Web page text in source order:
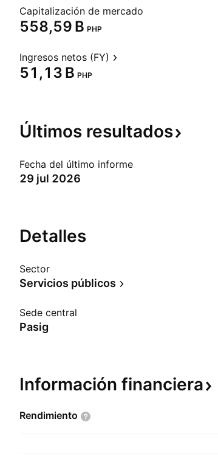
Capitalización de mercado
‪558,59 B‬ PHP
Ingresos netos (FY)
‪51,13 B‬ PHP
Últimos resultados
Fecha del último informe
29 jul 2026
Detalles
Sector
Servicios públicos
Sede central
Pasig
Información financiera
Rendimiento